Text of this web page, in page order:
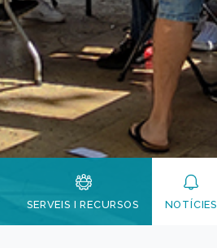
SERVEIS I RECURSOS NOTÍCIES